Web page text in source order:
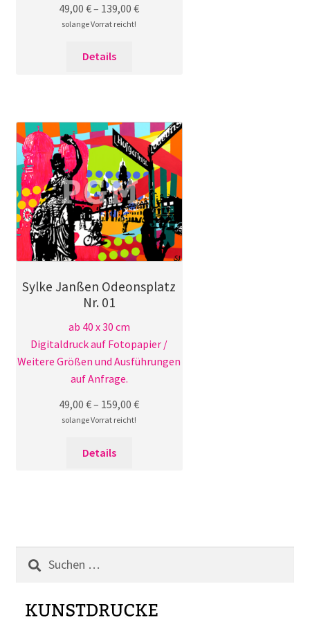
49,00€– 139,00€
solange Vorrat reicht!
Details
auf.
Die
Optionen
können
auf
der
Produktseite
gewählt
Sylke Janßen Odeonsplatz
Nr. 01
ab 40 x 30 cm
Digitaldruck auf Fotopapier /
Weitere Größen und Ausführungen
auf Anfrage.
49,00€– 159,00€
solange Vorrat reicht!
Details
Die
Suchen
nach: